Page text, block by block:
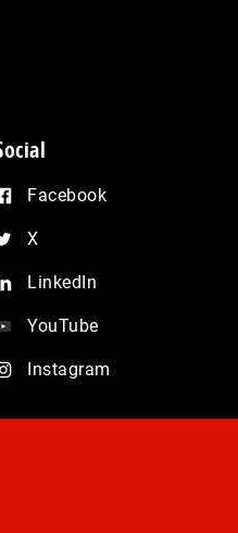
Facebook
X
LinkedIn
YouTube
Instagram